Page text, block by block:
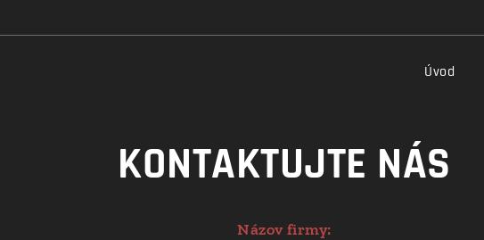
Úvod
KONTAKTUJTE NÁS
Názov firmy: